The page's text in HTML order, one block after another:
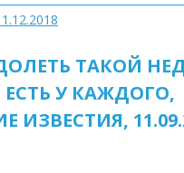
ТАКОЙ
У КАЖДОГО,
ИЗВЕСТИЯ,